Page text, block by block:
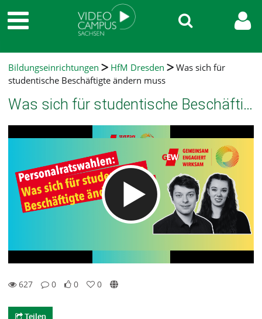
Bildungseinrichtungen HfM Dresden
Was sich für
studentische Beschäftigte ändern muss
Was sich für studentische Beschäftigte ändern muss
627
0
0
0
Teilen